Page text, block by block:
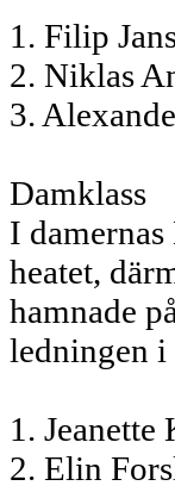
1. Filip
2. Niklas
3.
Damklass
I
heatet,
hamnade
ledningen i
1.
2. Elin